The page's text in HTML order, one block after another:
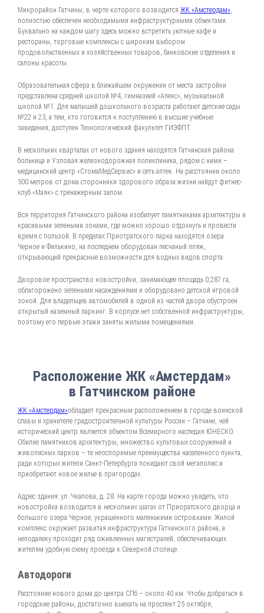
Микрорайон Гатчины, в черте которого возводится ЖК «Амстердам»,
полностью обеспечен необходимыми инфраструктурными объектами.
Буквально на каждом шагу здесь можно встретить уютные кафе и
рестораны, торговые комплексы с широким выбором
продовольственных и хозяйственных товаров, банковские отделения и
салоны красоты.
Образовательная сфера в ближайшем окружении от места застройки
представлена средней школой №4, гимназией «Апекс», музыкальной
школой №1. Для малышей дошкольного возраста работают детские сады
№22 и 23, а тем, кто готовится к поступлению в высшие учебные
заведения, доступен Технологический факультет ГИЭФПТ.
В нескольких кварталах от нового здания находятся Гатчинская района
больница и Узловая железнодорожная поликлиника, рядом с ними –
медицинский центр «СтомаМедСервис» и сеть аптек. На расстоянии около
500 метров от дома сторонники здорового образа жизни найдут фитнес-
клуб «Маяк» с тренажерным залом.
Вся территория Гатчинского района изобилует памятниками архитектуры и
красивыми зелеными зонами, где можно хорошо отдохнуть и провести
время с пользой. В пределах Приотратского парка находятся озера
Черное и Филькино, на последнем оборудован песчаный пляж,
открывающий прекрасные возможности для водных видов спорта.
Дворовое пространство новостройки, занимающее площадь 0,287 га,
облагорожено зелеными насаждениями и оборудовано детской игровой
зоной. Для владельцев автомобилей в одной из частей двора обустроен
открытый наземный паркинг. В корпусе нет собственной инфраструктуры,
поэтому его первые этажи заняты жилыми помещениями.
Расположение ЖК «Амстердам»
в Гатчинском районе
ЖК «Амстердам»обладает прекрасным расположением в городе воинской
славы и хранителе градостроительной культуры России – Гатчине, чей
исторический центр является объектом Всемирного наследия ЮНЕСКО.
Обилие памятников архитектуры, множество культовых сооружений и
живописных парков – те неоспоримые преимущества населенного пункта,
ради которых жители Санкт-Петербурга покидают свой мегаполис и
приобретают новое жилье в пригородах.
Адрес здания: ул. Чкалова, д. 28. На карте города можно увидеть, что
новостройка возводится в нескольких шагах от Приоратского дворца и
большого озера Черное, украшенного маленькими островками. Жилой
комплекс окружает развитая инфраструктура Гатчинского района, а
неподалеку проходит ряд оживленных магистралей, обеспечивающих
жителям удобную схему проезда к Северной столице.
Автодороги
Расстояние нового дома до центра СПб – около 40 км. Чтобы добраться в
городские районы, достаточно выехать на проспект 25 октября,